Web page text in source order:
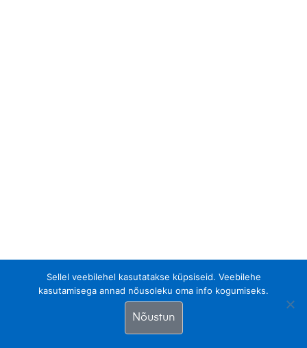
Sellel veebilehel kasutatakse küpsiseid. Veebilehe
kasutamisega annad nõusoleku oma info kogumiseks.
Nõustun